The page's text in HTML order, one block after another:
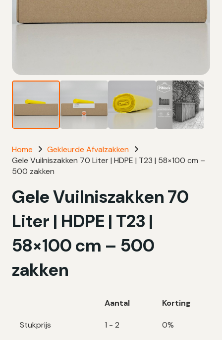
Home
Gekleurde Afvalzakken
Gele Vuilniszakken 70 Liter | HDPE | T23 | 58×100 cm –
500 zakken
Gele Vuilniszakken 70
Liter | HDPE | T23 |
58×100 cm – 500
zakken
Aantal Korting
Stukprijs 1 - 2 0%